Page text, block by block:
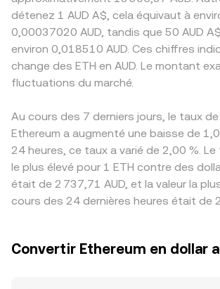
détenez 1 AUD A$, cela équivaut à
0,00037020 AUD, tandis que 50 AUD
environ 0,018510 AUD. Ces chiffres
change des ETH en AUD. Le montant
fluctuations du marché.
Au cours des 7 derniers jours, le taux
Ethereum a augmenté une baisse de
24 heures, ce taux a varié de 2,00 %.
le plus élevé pour 1 ETH contre des
était de 2 737,71 AUD, et la valeur la
cours des 24 dernières heures était de
Convertir Ethereum en dollar